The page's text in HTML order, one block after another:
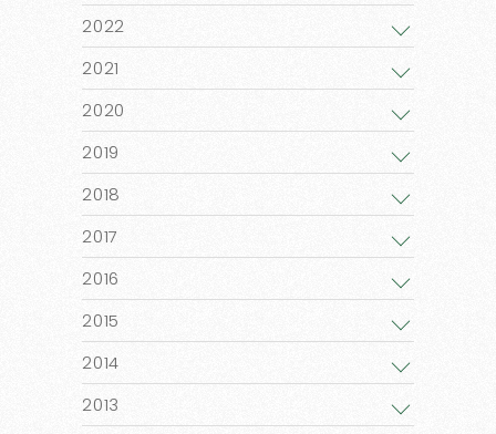
2022
2021
2020
2019
2018
2017
2016
2015
2014
2013